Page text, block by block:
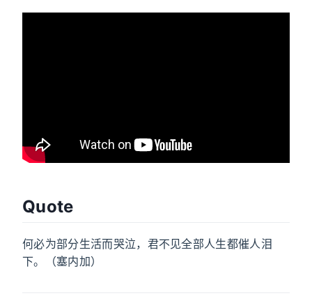
Quote
何必为部分生活而哭泣，君不见全部人生都催人泪
下。（塞内加）